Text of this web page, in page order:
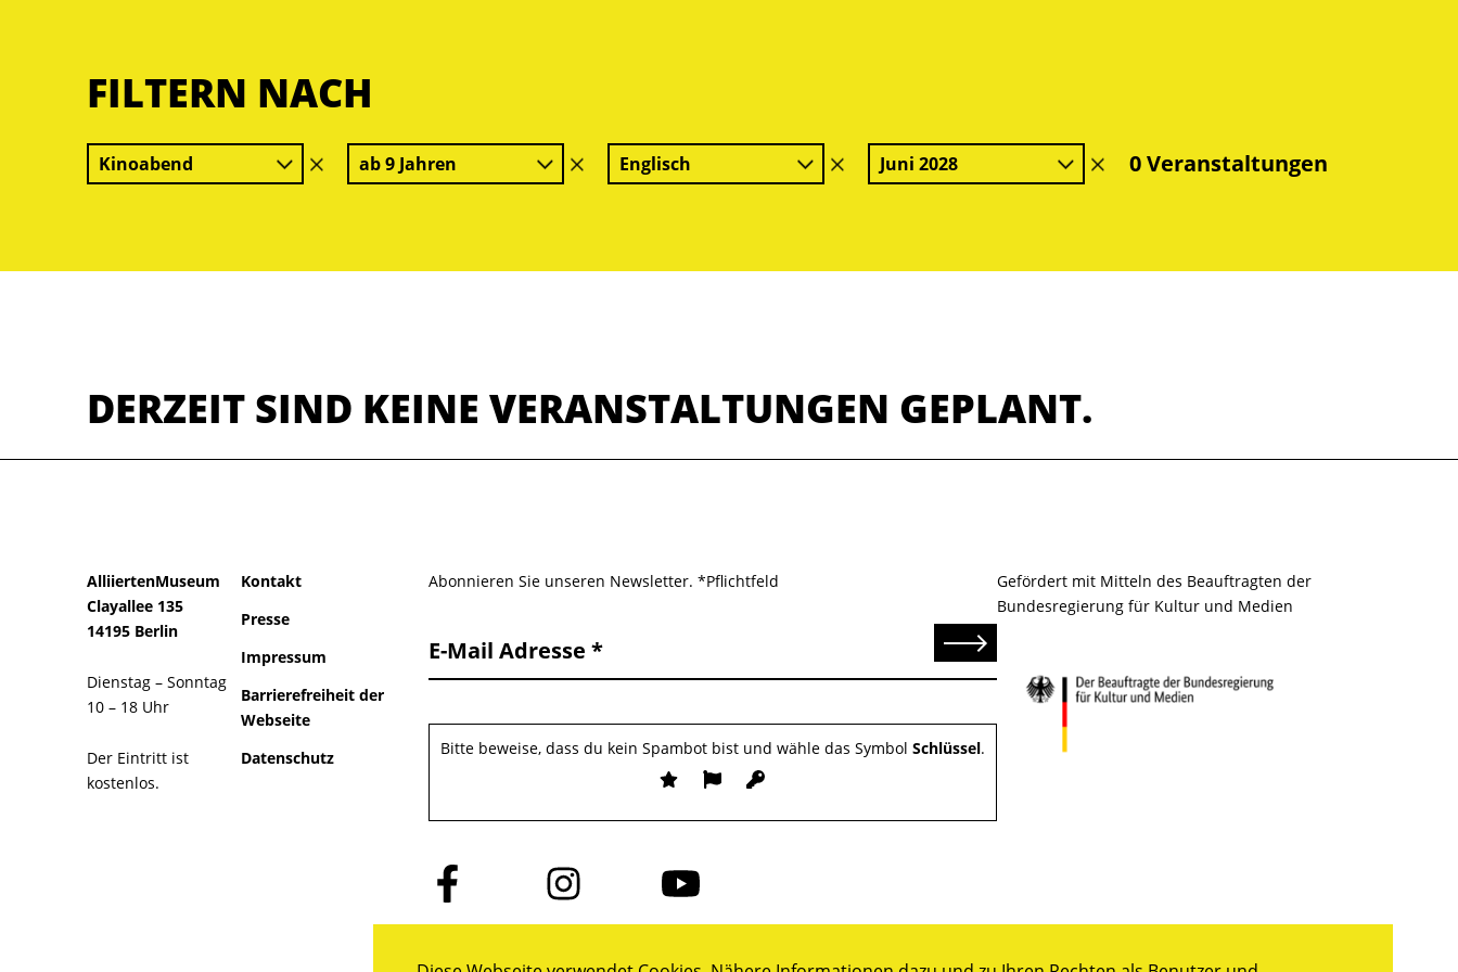
FILTERN NACH
Kinoabend
Filter
löschen
ab 9 Jahren
Filter
löschen
Englisch
Filter
löschen
Juni 2028
Filter0 Veranstaltungen
DERZEIT SIND KEINE VERANSTALTUNGEN GEPLANT.
AlliiertenMuseum
Clayallee 135
14195 Berlin
Dienstag – Sonntag
10 – 18 Uhr
Der Eintritt ist
kostenlos.
Kontakt
Presse
Impressum
Barrierefreiheit der
Webseite
Datenschutz
Abonnieren Sie unseren Newsletter. *Pflichtfeld
E-Mail Adresse Senden
Bitte beweise, dass du kein Spambot bist und wähle das Symbol Schlüssel.
Folge
uns
auf
Folge
uns
auf
Folge
uns
auf
Gefördert mit Mitteln des Beauftragten der
Bundesregierung für Kultur und Medien